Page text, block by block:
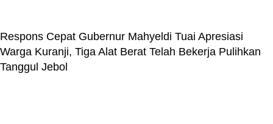
Respons Cepat Gubernur Mahyeldi Tuai Apresiasi
Warga Kuranji, Tiga Alat Berat Telah Bekerja Pulihkan
Tanggul Jebol